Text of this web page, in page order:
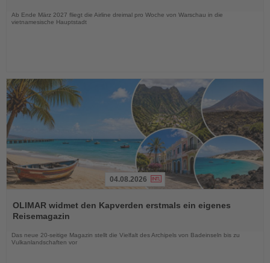
Ab Ende März 2027 fliegt die Airline dreimal pro Woche von Warschau in die
vietnamesische Hauptstadt
Sie
die
Nachrichten
04.08.2026
OLIMAR widmet den Kapverden erstmals ein eigenes
Reisemagazin
Das neue 20-seitige Magazin stellt die Vielfalt des Archipels von Badeinseln bis zu
Vulkanlandschaften vor